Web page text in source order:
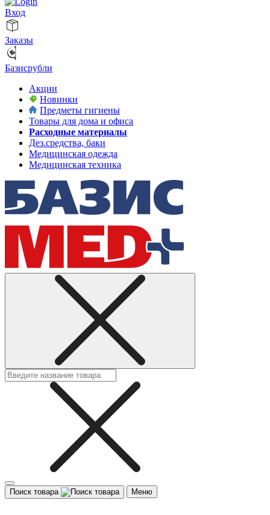
Вход
Заказы
Базисрубли
Акции
Новинки
Предметы гигиены
Товары для дома и офиса
Расходные материалы
Дез.средства, баки
Медицинская одежда
Медицинская техника
Поиск товара Меню